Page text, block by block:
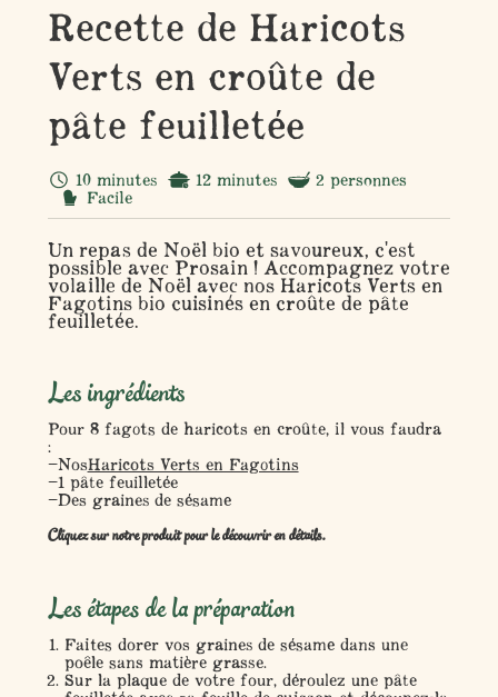
Recette de Haricots
Verts en croûte de
pâte feuilletée
10 minutes 12 minutes
2 personnes
Facile
Un repas de Noël bio et savoureux, c'est
possible avec Prosain ! Accompagnez votre
volaille de Noël avec nos Haricots Verts en
Fagotins bio cuisinés en croûte de pâte
feuilletée.
Les ingrédients
Pour 8 fagots de haricots en croûte, il vous faudra
:
NosHaricots Verts en Fagotins
1 pâte feuilletée
Des graines de sésame
Cliquez sur notre produit pour le découvrir en détails.
Les étapes de la préparation
Faites dorer vos graines de sésame dans une
poêle sans matière grasse.
Sur la plaque de votre four, déroulez une pâte